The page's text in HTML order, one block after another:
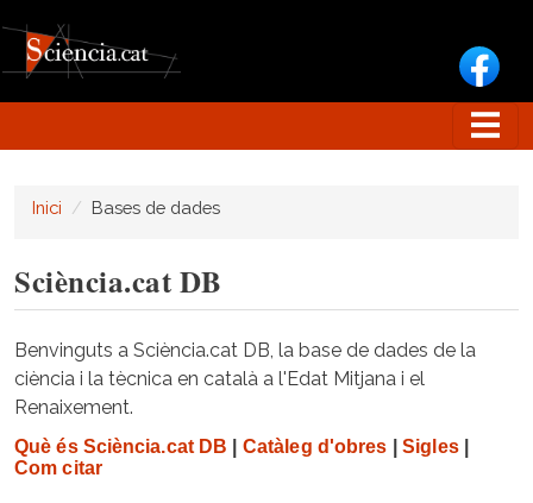
Inici Bases de dades
Sciència.cat DB
Benvinguts a Sciència.cat DB, la base de dades de la
ciència i la tècnica en català a l'Edat Mitjana i el
Renaixement.
Què és Sciència.cat DB Catàleg d'obres Sigles|
Com citar